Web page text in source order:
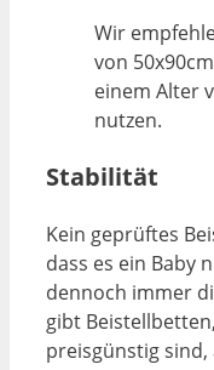
Wir
von
einem Alter
nutzen.
Stabilität
Kein geprüftes
dass es ein Baby
dennoch immer
gibt
preisgünstig